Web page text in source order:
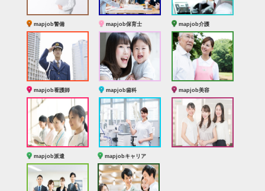
mapjob警備 mapjob保育士 mapjob介護
mapjob看護師 mapjob歯科 mapjob美容
mapjob派遣 mapjobキャリア